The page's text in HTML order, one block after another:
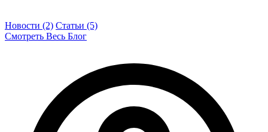
Новости (2) Статьи (5)
Смотреть Весь Блог